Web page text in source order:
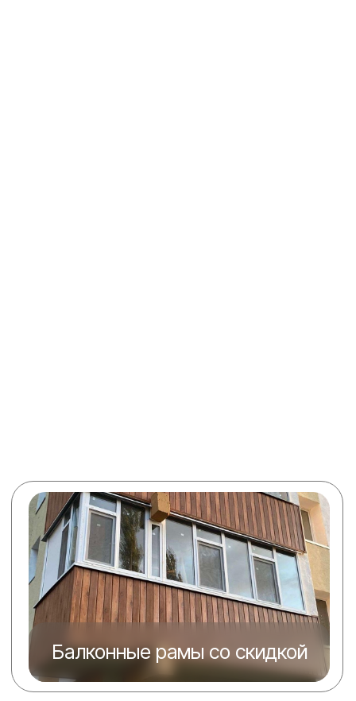
Благодаря современным технологиям мы
можем создать дома идеальный
микроклимат, обеспечивающий комфорт и
уют. Правильное остекление окон является
одним из ключевых элементов этого
процесса. Если вы планируете заменить
старые окна или установить новые, обратите
внимание на такие важные факторы, как
качество профиля, точность замеров и
аспекты играют решающую роль в
обеспечении долговечности и
эффективности ваших окон